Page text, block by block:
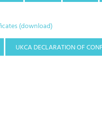
(download)
UKCA DECLARATION OF